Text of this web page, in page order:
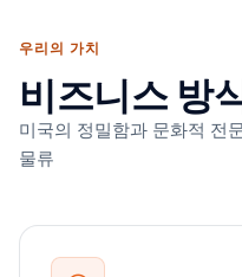
우리의 가치
비즈니스 방
미국의 정밀함과 문화적 전
물류